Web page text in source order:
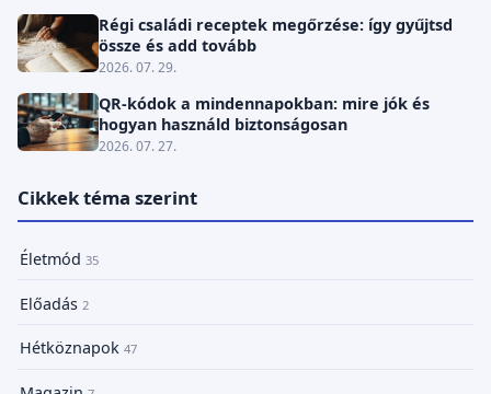
Régi családi receptek megőrzése: így gyűjtsd
össze és add tovább
2026. 07. 29.
QR-kódok a mindennapokban: mire jók és
hogyan használd biztonságosan
2026. 07. 27.
Cikkek téma szerint
Életmód 35
Előadás 2
Hétköznapok 47